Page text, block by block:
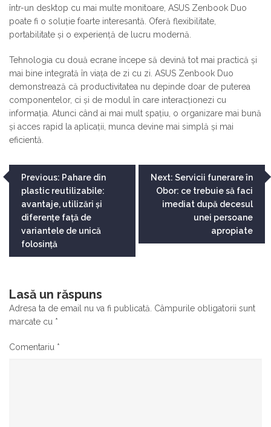
într-un desktop cu mai multe monitoare, ASUS Zenbook Duo
poate fi o soluție foarte interesantă. Oferă flexibilitate,
portabilitate și o experiență de lucru modernă.
Tehnologia cu două ecrane începe să devină tot mai practică și
mai bine integrată în viața de zi cu zi. ASUS Zenbook Duo
demonstrează că productivitatea nu depinde doar de puterea
componentelor, ci și de modul în care interacționezi cu
informația. Atunci când ai mai mult spațiu, o organizare mai bună
și acces rapid la aplicații, munca devine mai simplă și mai
eficientă.
Navigare
în
articole
Previous: Pahare din
plastic reutilizabile:
avantaje, utilizări și
diferențe față de
variantele de unică
folosință
Next: Servicii funerare în
Obor: ce trebuie să faci
imediat după decesul
unei persoane
apropiate
Lasă un răspuns
Adresa ta de email nu va fi publicată. Câmpurile obligatorii sunt
marcate cu *
Comentariu *